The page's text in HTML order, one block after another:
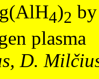
4)2
plasma
D.